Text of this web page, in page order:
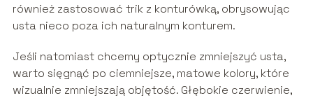
również zastosować trik z konturówką, obrysowując
usta nieco poza ich naturalnym konturem.
Jeśli natomiast chcemy optycznie zmniejszyć usta,
warto sięgnąć po ciemniejsze, matowe kolory, które
wizualnie zmniejszają objętość. Głębokie czerwienie,